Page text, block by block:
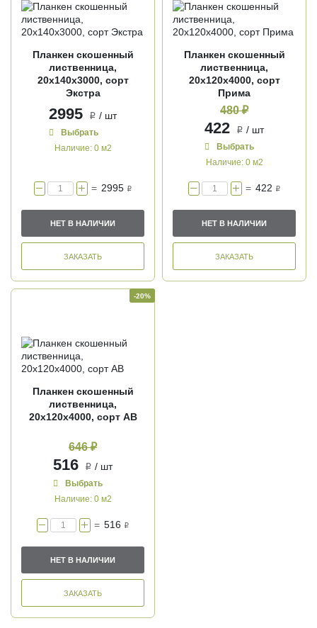
Планкен скошенный
лиственница,
20х140х3000, сорт
Экстра
2995 i / шт
Выбрать
Наличие: 0 м2
= 2995 i
НЕТ В НАЛИЧИИ
ЗАКАЗАТЬ
Планкен скошенный
лиственница,
20х120х4000, сорт
Прима
480 ₽
422 i / шт
Выбрать
Наличие: 0 м2
= 422 i
НЕТ В НАЛИЧИИ
ЗАКАЗАТЬ
-20%
Планкен скошенный
лиственница,
20х120х4000, сорт АВ
646 ₽
516 i / шт
Выбрать
Наличие: 0 м2
= 516 i
НЕТ В НАЛИЧИИ
ЗАКАЗАТЬ